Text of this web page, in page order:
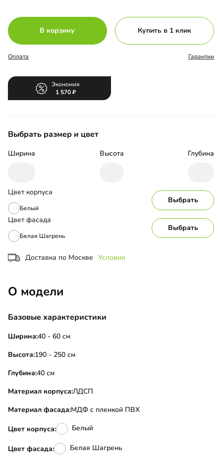
В корзину Купить в 1 клик
Оплата Гарантии
Экономия
1 570
Выбрать размер и цвет
Ширина Высота Глубина
Цвет корпуса
Белый
Выбрать
Цвет фасада
Белая Шагрень
Выбрать
Доставка по Москве Условия
О модели
Базовые характеристики
Ширина:40 - 60 см
Высота:190 - 250 см
Глубина:40 см
Материал корпуса:ЛДСП
Материал фасада:МДФ с пленкой ПВХ
Цвет корпуса: Белый
Цвет фасада: Белая Шагрень